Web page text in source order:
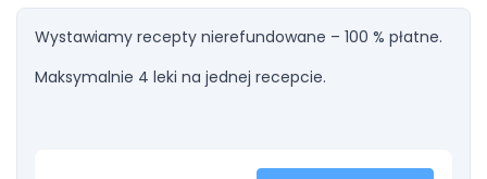
Wystawiamy recepty nierefundowane – 100 % płatne.
Maksymalnie 4 leki na jednej recepcie.